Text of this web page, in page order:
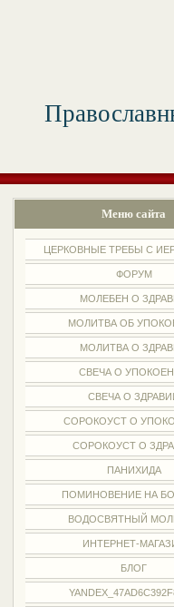
Меню сайта
ЦЕРКОВНЫЕ ТРЕБЫ С
ФОРУМ
МОЛЕБЕН О
МОЛИТВА ОБ
МОЛИТВА О
СВЕЧА О
СВЕЧА О
СОРОКОУСТ О
СОРОКОУСТ О
ПАНИХИДА
ПОМИНОВЕНИЕ НА
ВОДОСВЯТНЫЙ
ИНТЕРНЕТ-
БЛОГ